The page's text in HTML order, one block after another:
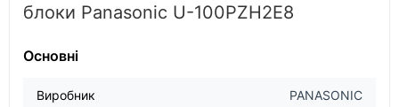
блоки Panasonic U-100PZH2E8
Основні
Виробник PANASONIC